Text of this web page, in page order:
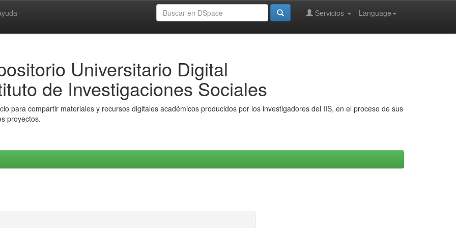
Language
Servicios
Universitario Digital
de Investigaciones Sociales
para compartir materiales y recursos digitales académicos producidos por los investigadores del IIS, en el proceso de sus
proyectos.